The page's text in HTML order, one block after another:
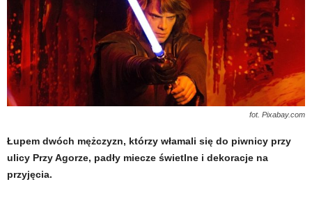
fot. Pixabay.com
Łupem dwóch mężczyzn, którzy włamali się do piwnicy przy
ulicy Przy Agorze, padły miecze świetlne i dekoracje na
przyjęcia.